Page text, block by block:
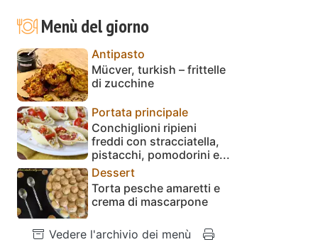
Menù del giorno
Antipasto
Mücver, turkish – frittelle
di zucchine
Portata principale
Conchiglioni ripieni
freddi con stracciatella,
pistacchi, pomodorini e...
Dessert
Torta pesche amaretti e
crema di mascarpone
Vedere l'archivio dei menù